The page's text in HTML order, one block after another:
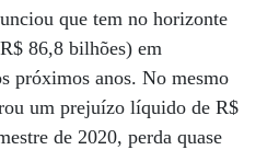
que tem no horizonte
86,8 bilhões) em
próximos anos. No mesmo
um prejuízo líquido de R$
de 2020, perda quase